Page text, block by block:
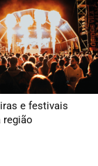
e festivais
região